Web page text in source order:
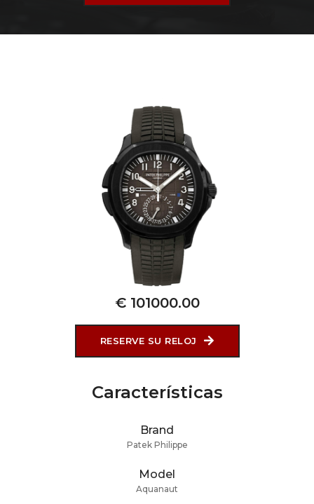
€ 101000.00
RESERVE SU RELOJ
Características
Brand
Patek Philippe
Model
Aquanaut